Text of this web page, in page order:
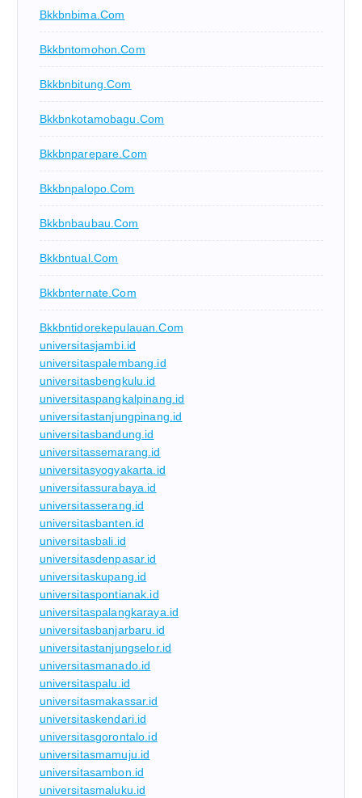
Bkkbnbima.com
Bkkbntomohon.com
Bkkbnbitung.com
Bkkbnkotamobagu.com
Bkkbnparepare.com
Bkkbnpalopo.com
Bkkbnbaubau.com
Bkkbntual.com
Bkkbnternate.com
Bkkbntidorekepulauan.com
universitasjambi.id
universitaspalembang.id
universitasbengkulu.id
universitaspangkalpinang.id
universitastanjungpinang.id
universitasbandung.id
universitassemarang.id
universitasyogyakarta.id
universitassurabaya.id
universitasserang.id
universitasbanten.id
universitasbali.id
universitasdenpasar.id
universitaskupang.id
universitaspontianak.id
universitaspalangkaraya.id
universitasbanjarbaru.id
universitastanjungselor.id
universitasmanado.id
universitaspalu.id
universitasmakassar.id
universitaskendari.id
universitasgorontalo.id
universitasmamuju.id
universitasambon.id
universitasmaluku.id